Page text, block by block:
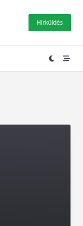
Hírküldés